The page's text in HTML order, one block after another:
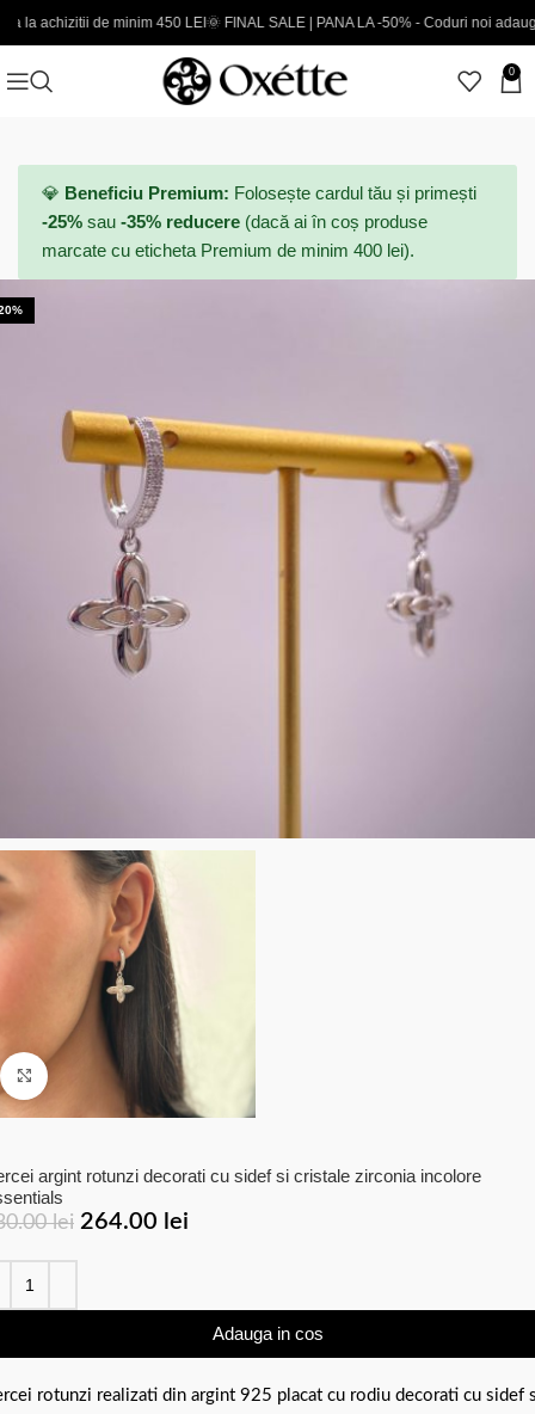
de minim 450 LEI🌞 FINAL SALE | PANA LA -50% - Coduri noi adaugateEXTRA
0
💎 Beneficiu Premium: Folosește cardul tău și primești
-25% sau -35% reducere (dacă ai în coș produse
marcate cu eticheta Premium de minim 400 lei).
Click to enlarge
argint rotunzi decorati cu sidef si cristale zirconia incolore
lei 264.00 lei
Adauga in cos
rotunzi realizati din argint 925 placat cu rodiu decorati cu sidef